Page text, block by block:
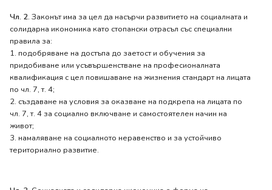
Чл. 2. Законът има за цел да насърчи развитието на социалната и
солидарна икономика като стопански отрасъл със специални
правила за:
1. подобряване на достъпа до заетост и обучения за
придобиване или усъвършенстване на професионалната
квалификация с цел повишаване на жизнения стандарт на лицата
по чл. 7, т. 4;
2. създаване на условия за оказване на подкрепа на лицата по
чл. 7, т. 4 за социално включване и самостоятелен начин на
живот;
3. намаляване на социалното неравенство и за устойчиво
териториално развитие.